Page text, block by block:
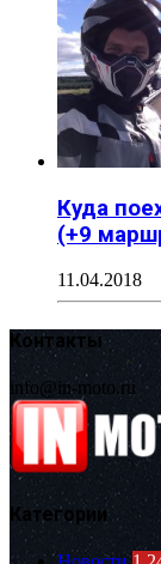
Куда
(+9
11.04.2018
Контакты
info@in-moto.ru
Категории